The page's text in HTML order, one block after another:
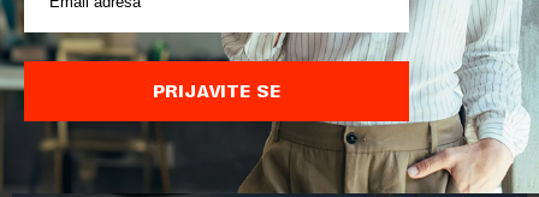
PRIJAVITE SE